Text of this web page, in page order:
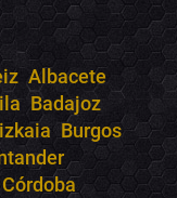
Albacete
Badajoz
Burgos
Córdoba